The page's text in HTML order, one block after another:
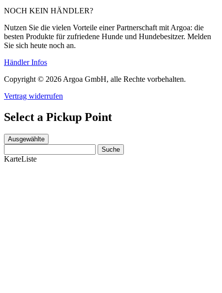
NOCH KEIN HÄNDLER?
Nutzen Sie die vielen Vorteile einer Partnerschaft mit Argoa: die
besten Produkte für zufriedene Hunde und Hundebesitzer. Melden
Sie sich heute noch an.
Händler Infos
Copyright © 2026 Argoa GmbH, alle Rechte vorbehalten.
Vertrag widerrufen
Select a Pickup Point
Ausgewählte
Suche
KarteListe